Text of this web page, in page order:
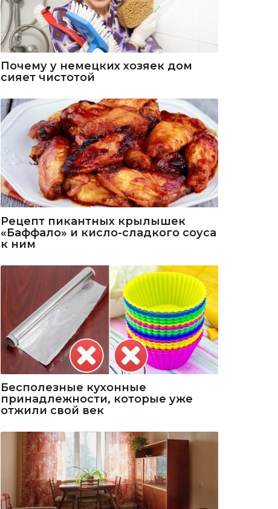
Почему у немецких хозяек дом
сияет чистотой
Рецепт пикантных крылышек
«Баффало» и кисло-сладкого соуса
к ним
Бесполезные кухонные
принадлежности, которые уже
отжили свой век